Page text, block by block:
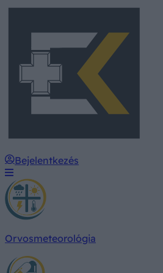
Bejelentkezés
Orvosmeteorológia